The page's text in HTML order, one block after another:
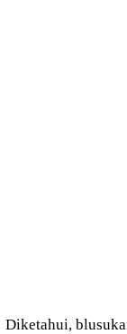
Diketahui,